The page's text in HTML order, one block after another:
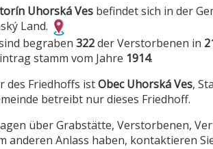
Uhorská Ves befindet sich in der
Land.
begraben 322der Verstorbenen in
stamm vom Jahre 1914.
des Friedhoffs istObec Uhorská Ves,
betreibt nur dieses Friedhoff.
über Grabstätte, Verstorbenen,
anderen Anlass haben, kontaktieren